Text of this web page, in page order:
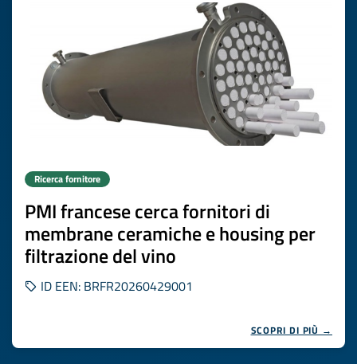
Ricerca fornitore
PMI francese cerca fornitori di
membrane ceramiche e housing per
filtrazione del vino
ID EEN: BRFR20260429001
SCOPRI DI PIÙ →